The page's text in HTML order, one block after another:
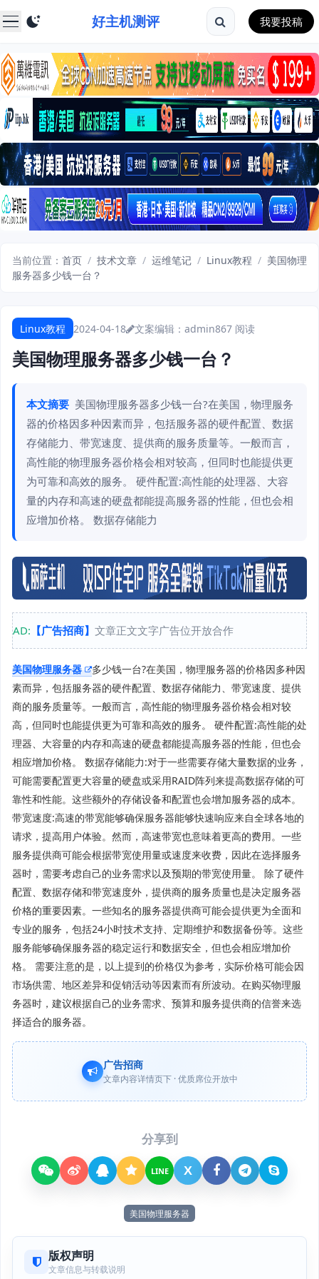
好主机测评 我要投稿
当前位置： 首页 / 技术文章 / 运维笔记 / Linux教程 / 美国物理
服务器多少钱一台？
Linux教程 2024-04-18 文案编辑：admin867 阅读
美国物理服务器多少钱一台？
本文摘要 美国物理服务器多少钱一台?在美国，物理服务
器的价格因多种因素而异，包括服务器的硬件配置、数据
存储能力、带宽速度、提供商的服务质量等。一般而言，
高性能的物理服务器价格会相对较高，但同时也能提供更
为可靠和高效的服务。 硬件配置:高性能的处理器、大容
量的内存和高速的硬盘都能提高服务器的性能，但也会相
应增加价格。 数据存储能力
AD: 【广告招商】 文章正文文字广告位开放合作
美国物理服务器
多少钱一台?在美国，物理服务器的价格因多种因
素而异，包括服务器的硬件配置、数据存储能力、带宽速度、提供
商的服务质量等。一般而言，高性能的物理服务器价格会相对较
高，但同时也能提供更为可靠和高效的服务。 硬件配置:高性能的处
理器、大容量的内存和高速的硬盘都能提高服务器的性能，但也会
相应增加价格。 数据存储能力:对于一些需要存储大量数据的业务，
可能需要配置更大容量的硬盘或采用RAID阵列来提高数据存储的可
靠性和性能。这些额外的存储设备和配置也会增加服务器的成本。
带宽速度:高速的带宽能够确保服务器能够快速响应来自全球各地的
请求，提高用户体验。然而，高速带宽也意味着更高的费用。一些
服务提供商可能会根据带宽使用量或速度来收费，因此在选择服务
器时，需要考虑自己的业务需求以及预期的带宽使用量。 除了硬件
配置、数据存储和带宽速度外，提供商的服务质量也是决定服务器
价格的重要因素。一些知名的服务器提供商可能会提供更为全面和
专业的服务，包括24小时技术支持、定期维护和数据备份等。这些
服务能够确保服务器的稳定运行和数据安全，但也会相应增加价
格。 需要注意的是，以上提到的价格仅为参考，实际价格可能会因
市场供需、地区差异和促销活动等因素而有所波动。在购买物理服
务器时，建议根据自己的业务需求、预算和服务提供商的信誉来选
择适合的服务器。
广告招商
文章内容详情页下 · 优质席位开放中
分享到
LINE X
美国物理服务器
版权声明
文章信息与转载说明